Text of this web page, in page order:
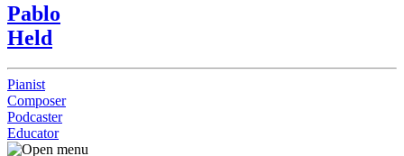
Pablo
Held
Pianist
Composer
Podcaster
Educator